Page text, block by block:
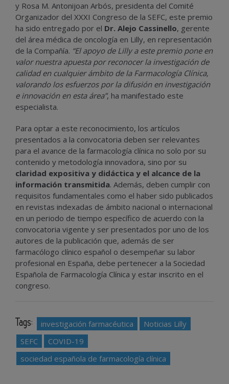
y Rosa M. Antonijoan Arbós, presidenta del Comité
Organizador del XXXI Congreso de la SEFC, este premio
ha sido entregado por el Dr. Alejo Cassinello, gerente
del área médica de oncología en Lilly, en representación
de la Compañía. “El apoyo de Lilly a este premio pone en
valor nuestra apuesta por reconocer la investigación de
calidad en cualquier ámbito de la Farmacología Clínica,
valorando los esfuerzos por la difusión en investigación
e innovación en esta área”, ha manifestado este
especialista.
Para optar a este reconocimiento, los artículos
presentados a la convocatoria deben ser relevantes
para el avance de la farmacología clínica no solo por su
contenido y metodología innovadora, sino por su
claridad expositiva y didáctica y el alcance de la
información transmitida. Además, deben cumplir con
requisitos fundamentales como el haber sido publicados
en revistas indexadas de ámbito nacional o internacional
en un periodo de tiempo específico de acuerdo con la
convocatoria vigente y ser presentados por uno de los
autores de la publicación que, además de ser
farmacólogo clínico español o desempeñar su labor
profesional en España, debe pertenecer a la Sociedad
Española de Farmacología Clínica y estar inscrito en el
congreso.
Tags: investigación farmacéutica
Noticias Lilly
SEFC
COVID-19
sociedad española de farmacología clínica